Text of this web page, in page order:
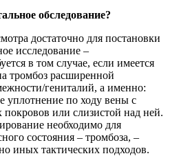
обследование?
достаточно для постановки
исследование –
в том случае, если имеется
тромбоз расширенной
гениталий, а именно:
уплотнение по ходу вены с
или слизистой над ней.
необходимо для
состояния – тромбоза, –
иных тактических подходов.